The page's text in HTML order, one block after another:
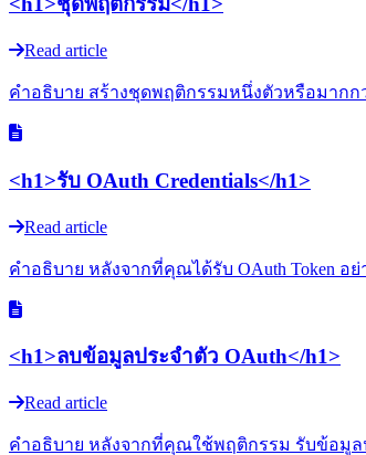
Read article
คำอธิบาย สร้างชุดพฤติกรรมหนึ่งตัวหรือมาก
<h1>รับ OAuth Credentials</h1>
Read article
คำอธิบาย หลังจากที่คุณได้รับ OAuth Token อย่
<h1>ลบข้อมูลประจำตัว OAuth</h1>
Read article
คำอธิบาย หลังจากที่คุณใช้พฤติกรรม รับข้อมูลปร